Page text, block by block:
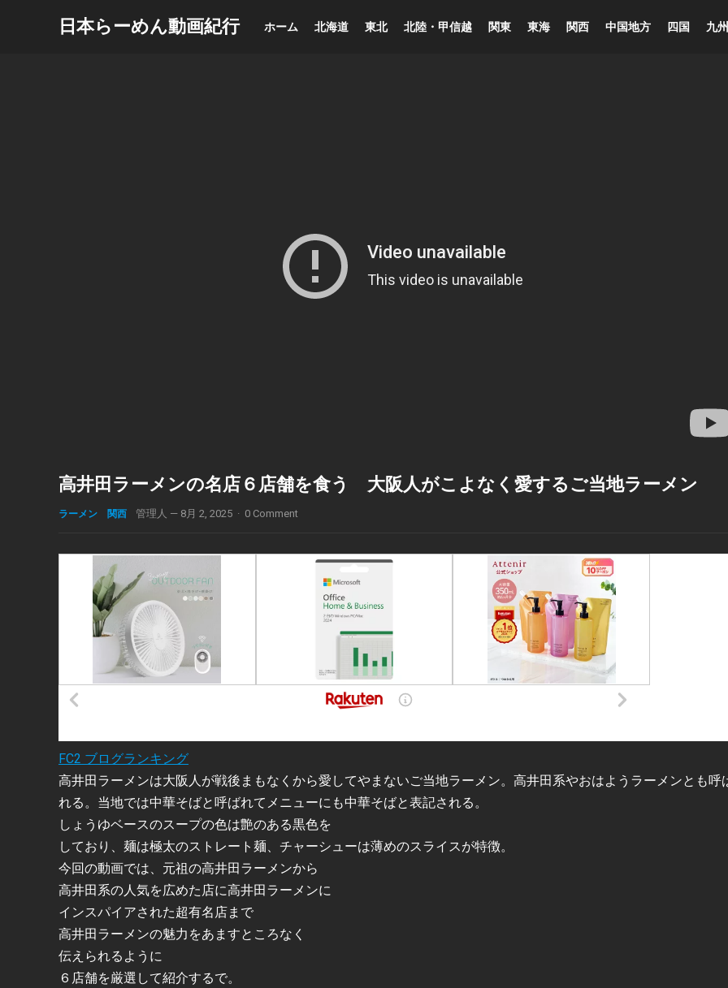
日本らーめん動画紀行 ホーム 北海道 東北 北陸・甲信越 関東 東海 関西 中国地方 四国 九
高井田ラーメンの名店６店舗を食う 大阪人がこよなく愛するご当地ラーメン
ラーメン 関西 管理人 — 8月 2, 2025 · 0 Comment
FC2 ブログランキング
高井田ラーメンは大阪人が戦後まもなくから愛してやまないご当地ラーメン。高井田系やおはようラーメンとも呼
れる。当地では中華そばと呼ばれてメニューにも中華そばと表記される。
しょうゆベースのスープの色は艶のある黒色を
しており、麺は極太のストレート麺、チャーシューは薄めのスライスが特徴。
今回の動画では、元祖の高井田ラーメンから
高井田系の人気を広めた店に高井田ラーメンに
インスパイアされた超有名店まで
高井田ラーメンの魅力をあますところなく
伝えられるように
６店舗を厳選して紹介するで。